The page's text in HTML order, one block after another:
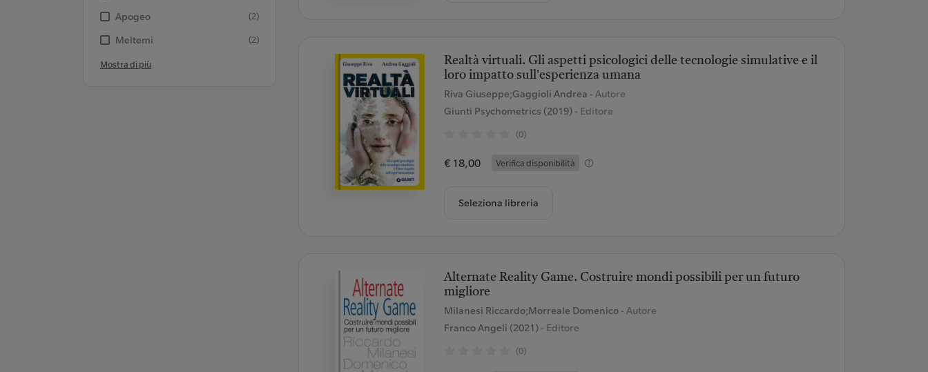
Apogeo (2)
Meltemi (2)
Mostra di più
Realtà virtuali. Gli aspetti psicologici delle tecnologie simulative e il
loro impatto sull'esperienza umana
Riva Giuseppe;Gaggioli Andrea - Autore
Giunti Psychometrics (2019)- Editore
(0)
€ 18,00 Verifica disponibilità
Seleziona libreria
Alternate Reality Game. Costruire mondi possibili per un futuro
migliore
Milanesi Riccardo;Morreale Domenico - Autore
Franco Angeli (2021)- Editore
(0)